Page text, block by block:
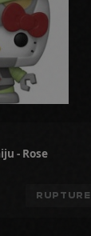
- Rose
RUPTURE